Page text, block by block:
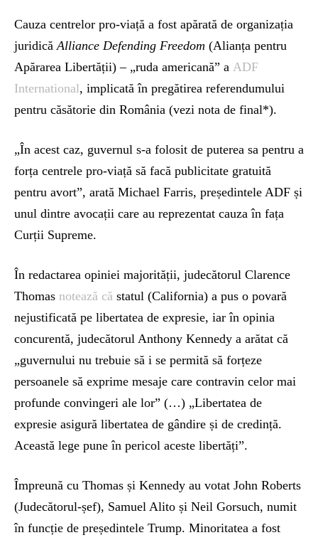
Cauza centrelor pro-viață a fost apărată de organizația
juridică Alliance Defending Freedom (Alianța pentru
Apărarea Libertății) – „ruda americană” a ADF
International, implicată în pregătirea referendumului
pentru căsătorie din România (vezi nota de final*).
„În acest caz, guvernul s-a folosit de puterea sa pentru a
forța centrele pro-viață să facă publicitate gratuită
pentru avort”, arată Michael Farris, președintele ADF și
unul dintre avocații care au reprezentat cauza în fața
Curții Supreme.
În redactarea opiniei majorității, judecătorul Clarence
Thomas notează că statul (California) a pus o povară
nejustificată pe libertatea de expresie, iar în opinia
concurentă, judecătorul Anthony Kennedy a arătat că
„guvernului nu trebuie să i se permită să forțeze
persoanele să exprime mesaje care contravin celor mai
profunde convingeri ale lor” (…) „Libertatea de
expresie asigură libertatea de gândire și de credință.
Această lege pune în pericol aceste libertăți”.
Împreună cu Thomas și Kennedy au votat John Roberts
(Judecătorul-șef), Samuel Alito și Neil Gorsuch, numit
în funcție de președintele Trump. Minoritatea a fost